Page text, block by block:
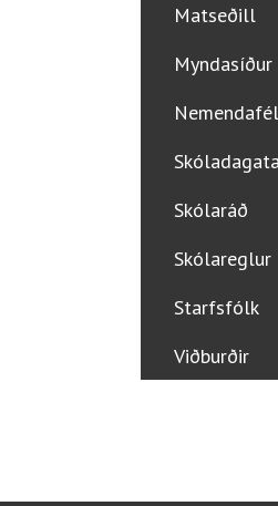
Matseðill
Myndasíður
Skólaráð
Skólareglur
Starfsfólk
Viðburðir